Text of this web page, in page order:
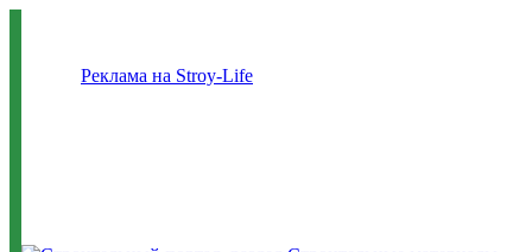
Реклама на Stroy-Life